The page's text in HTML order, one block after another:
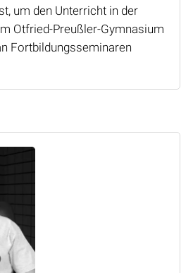
um den Unterricht in der
Otfried-Preußler-Gymnasium
Fortbildungsseminaren